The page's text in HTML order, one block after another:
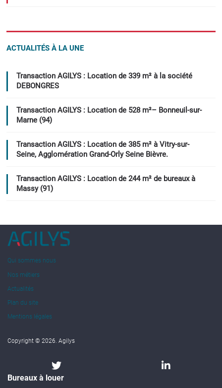
ACTUALITÉS À LA UNE
Transaction AGILYS : Location de 339 m² à la société
DEBONGRES
Transaction AGILYS : Location de 528 m²– Bonneuil-sur-
Marne (94)
Transaction AGILYS : Location de 385 m² à Vitry-sur-
Seine, Agglomération Grand-Orly Seine Bièvre.
Transaction AGILYS : Location de 244 m² de bureaux à
Massy (91)
Qui sommes nous
Nos métiers
Actualités
Plan du site
Mentions légales
Copyright © 2026. Agilys
Bureaux à louer